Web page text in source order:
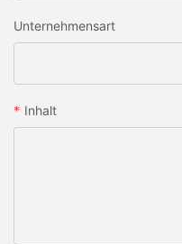
Unternehmensart
Inhalt